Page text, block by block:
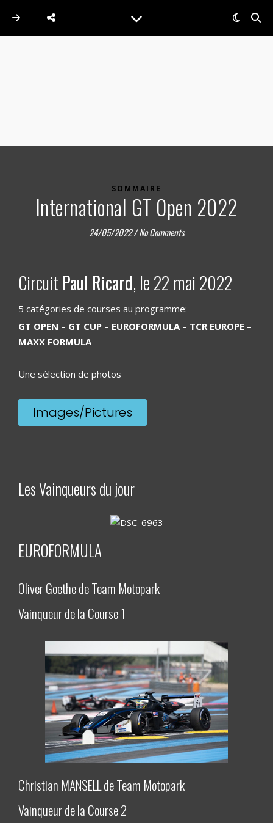
SOMMAIRE
International GT Open 2022
24/05/2022 / No Comments
Circuit Paul Ricard, le 22 mai 2022
5 catégories de courses au programme:
GT OPEN – GT CUP – EUROFORMULA – TCR EUROPE –
MAXX FORMULA
Une sélection de photos
Images/Pictures
Les Vainqueurs du jour
EUROFORMULA
Oliver Goethe de Team Motopark
Vainqueur de la Course 1
Christian MANSELL de Team Motopark
Vainqueur de la Course 2